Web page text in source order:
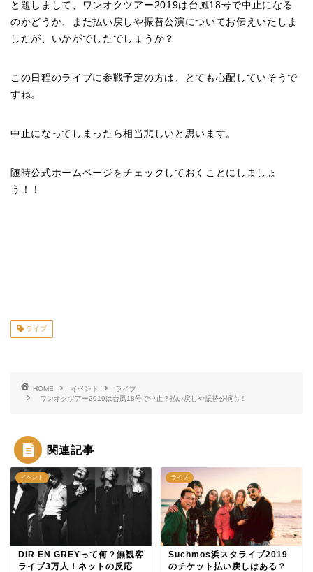
と題しまして、ワンオクツアー2019は台風18号で中止になる
のかどうか、また払い戻しや振替公演についてお伝えいたしま
したが、いかがでしたでしょうか？
この日程のライブに参戦予定の方は、とても心配していそうで
すね。
中止になってしまったら相当悲しいと思います。
随時公式ホームページをチェックしておくことにしましょ
う！！
ライブ
HOME イベント
ライブ
ワンオクツアー2019は台風18号で中止？払い戻しや振替公演も！
関連記事
イベント
DIR EN GREYって何？無観客
ライブ3万人！ネットの反応
ライブ
Suchmos浜スタライブ2019
のチケット払い戻しはある？